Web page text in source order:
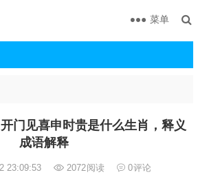
菜单
门见喜申时贵是什么生肖，释义
成语解释
23:09:53 2072阅读 0评论